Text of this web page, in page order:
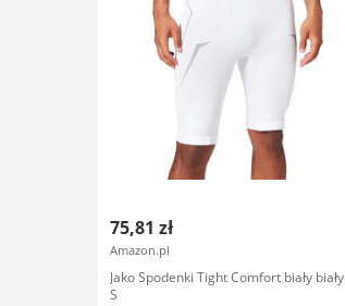
75,81 zł
Amazon.pl
Jako Spodenki Tight Comfort biały biały
S